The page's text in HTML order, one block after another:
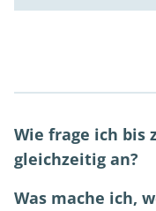
Wie frage ich bis
gleichzeitig an?
Was mache ich,